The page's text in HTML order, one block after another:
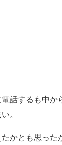
話するも中か
。
かとも思った